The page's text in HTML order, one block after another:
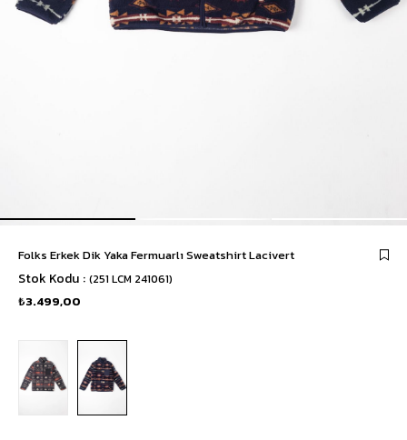
Folks Erkek Dik Yaka Fermuarlı Sweatshirt Lacivert
Stok Kodu (251 LCM 241061)
₺3.499,00